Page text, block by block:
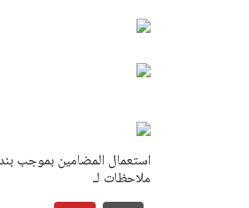
ملاحظات لـ